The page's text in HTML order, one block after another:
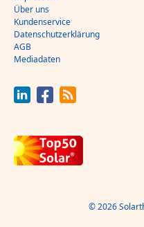
Über uns
Kundenservice
Datenschutzerklärung
AGB
Mediadaten
© 2026